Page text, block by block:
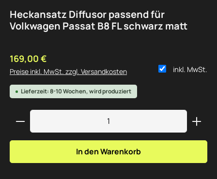
Heckansatz Diffusor passend für
Volkwagen Passat B8 FL schwarz matt
Regulärer Preis:
169,00 €
inkl. MwSt.
Preise inkl. MwSt. zzgl. Versandkosten
Lieferzeit: 8-10 Wochen, wird produziert
Produkt Anzahl: Gib den gewünschten Wert ein
In den Warenkorb